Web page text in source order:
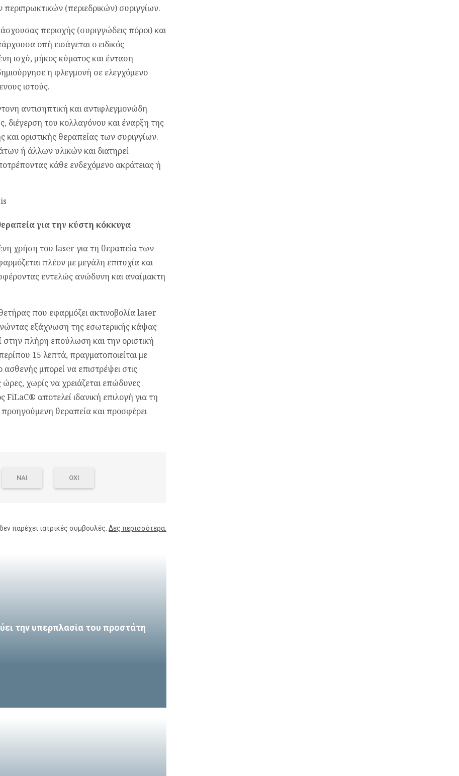
(περιεδρικών) συριγγίων.
περιοχής (συριγγώδεις πόροι) και
οπή εισάγεται ο ειδικός
ισχύ, μήκος κύματος και ένταση
η φλεγμονή σε ελεγχόμενο
ιστούς.
αντισηπτική και αντιφλεγμονώδη
διέγερση του κολλαγόνου και έναρξη της
οριστικής θεραπείας των συριγγίων.
ή άλλων υλικών και διατηρεί
κάθε ενδεχόμενο ακράτειας ή
για την κύστη κόκκυγα
χρήση του laser για τη θεραπεία των
πλέον με μεγάλη επιτυχία και
εντελώς ανώδυνη και αναίμακτη
που εφαρμόζει ακτινοβολία laser
εξάχνωση της εσωτερικής κάψας
πλήρη επούλωση και την οριστική
15 λεπτά, πραγματοποιείται με
ασθενής μπορεί να επιστρέψει στις
χωρίς να χρειάζεται επώδυνες
FiLaC® αποτελεί ιδανική επιλογή για τη
θεραπεία και προσφέρει
ΝΑΙ ΟΧΙ
παρέχει ιατρικές συμβουλές. Δες περισσότερα.
την υπερπλασία του προστάτη